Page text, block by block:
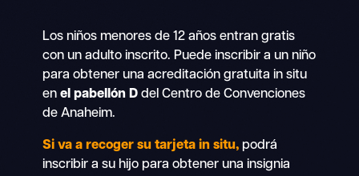
Los niños menores de 12 años entran gratis
con un adulto inscrito. Puede inscribir a un niño
para obtener una acreditación gratuita in situ
en el pabellón Ddel Centro de Convenciones
de Anaheim.
Si va a recoger su tarjeta in situ, podrá
inscribir a su hijo para obtener una insignia